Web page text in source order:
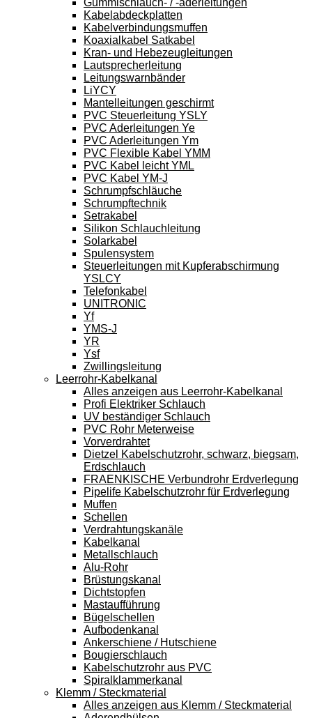
Kabelabdeckplatten
Kabelverbindungsmuffen
Koaxialkabel Satkabel
Kran- und Hebezeugleitungen
Lautsprecherleitung
Leitungswarnbänder
LiYCY
Mantelleitungen geschirmt
PVC Steuerleitung YSLY
PVC Aderleitungen Ye
PVC Aderleitungen Ym
PVC Flexible Kabel YMM
PVC Kabel leicht YML
PVC Kabel YM-J
Schrumpfschläuche
Schrumpftechnik
Setrakabel
Silikon Schlauchleitung
Solarkabel
Spulensystem
Steuerleitungen mit Kupferabschirmung
YSLCY
Telefonkabel
UNITRONIC
Yf
YMS-J
YR
Ysf
Zwillingsleitung
Leerrohr-Kabelkanal
Alles anzeigen aus Leerrohr-Kabelkanal
Profi Elektriker Schlauch
UV beständiger Schlauch
PVC Rohr Meterweise
Vorverdrahtet
Dietzel Kabelschutzrohr, schwarz, biegsam,
Erdschlauch
FRAENKISCHE Verbundrohr Erdverlegung
Pipelife Kabelschutzrohr für Erdverlegung
Muffen
Schellen
Verdrahtungskanäle
Kabelkanal
Metallschlauch
Alu-Rohr
Brüstungskanal
Dichtstopfen
Mastaufführung
Bügelschellen
Aufbodenkanal
Ankerschiene / Hutschiene
Bougierschlauch
Kabelschutzrohr aus PVC
Spiralklammerkanal
Klemm / Steckmaterial
Alles anzeigen aus Klemm / Steckmaterial